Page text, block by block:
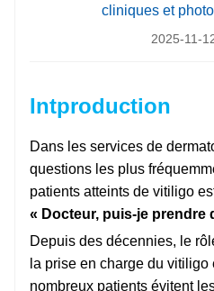
cliniques et
2025-11-
Intproduction
Dans les services de
questions les plus
patients atteints de vitiligo
« Docteur, puis-je prendre
Depuis des décennies, le
la prise en charge du
nombreux patients évitent